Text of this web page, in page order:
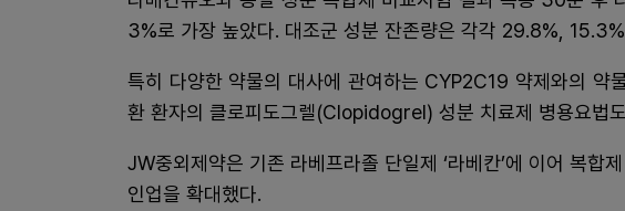
3%로 가장 높았다. 대조군 성분 잔존량은 각각 29.8%,
특히 다양한 약물의 대사에 관여하는 CYP2C19 약제와의 약
환 환자의 클로피도그렐(Clopidogrel) 성분 치료제 병용요법
JW중외제약은 기존 라베프라졸 단일제 ‘라베칸’에 이어 복합
인업을 확대했다.